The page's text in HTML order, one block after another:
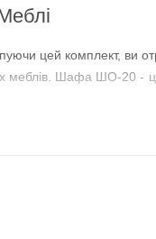
кольору та можливу
цей комплект, ви
меблів. Шафа ШО-20 -
Якщо Ви